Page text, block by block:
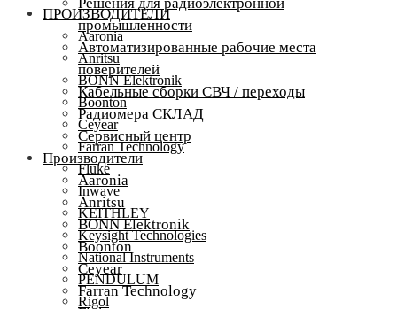
ПРОИЗВОДИТЕЛИ
Aaronia
Anritsu
BONN Elektronik
Boonton
Ceyear
Farran Technology
Fluke
Inwave
KEITHLEY
Keysight Technologies
National Instruments
PENDULUM
Rigol
промышленности
Автоматизированные рабочие места
поверителей
Кабельные сборки СВЧ / переходы
Радиомера СКЛАД
Сервисный центр
Производители
Aaronia
Anritsu
BONN Elektronik
Boonton
Ceyear
Farran Technology